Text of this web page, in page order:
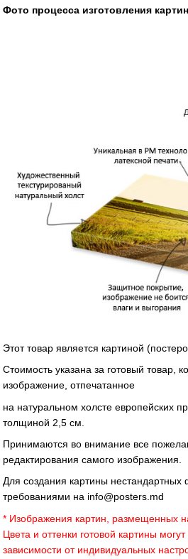
Фото процесса изготовления
Этот товар является картиной
Стоимость указана за готовый товар,
изображение, отпечатанное
на натуральном холсте европейских
толщиной 2,5 см.
Принимаются во внимание все
редактирования самого изображения.
Для создания картины
требованиями на info@posters.md
* Изображения картин, размещенных
Цвета и оттенки готовой картины
зависимости от индивидуальных